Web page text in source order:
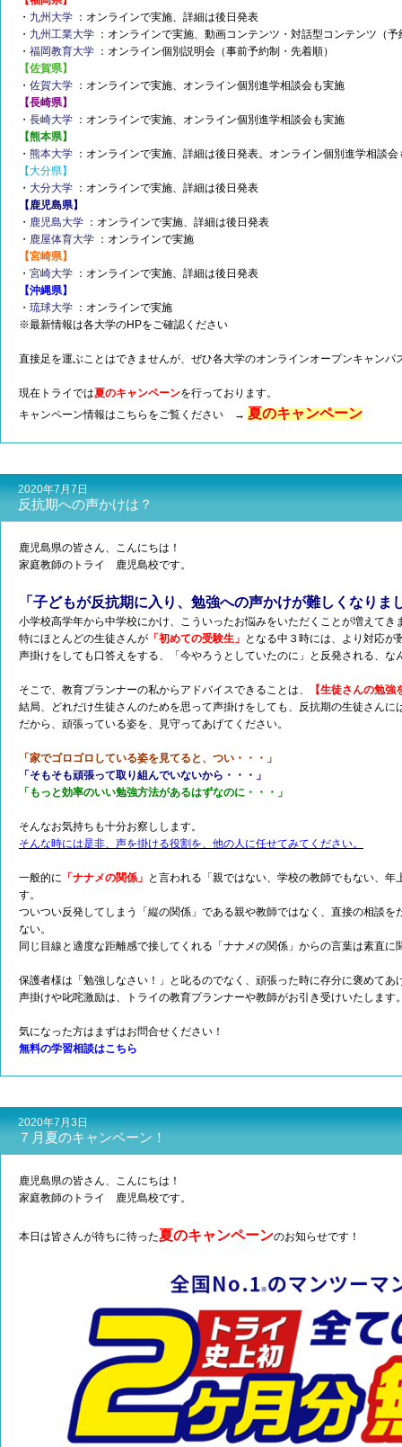
・ 九州大学 ：オンラインで実施、詳細は後日発表
・ 九州工業大学 ：オンラインで実施、動画コンテンツ・対話型コンテンツ（予
・ 福岡教育大学 ：オンライン個別説明会（事前予約制・先着順）
【佐賀県】
・ 佐賀大学 ：オンラインで実施、オンライン個別進学相談会も実施
【長崎県】
・ 長崎大学 ：オンラインで実施、オンライン個別進学相談会も実施
【熊本県】
・ 熊本大学 ：オンラインで実施、詳細は後日発表。オンライン個別進学相談会
【大分県】
・ 大分大学 ：オンラインで実施、詳細は後日発表
【鹿児島県】
・ 鹿児島大学 ：オンラインで実施、詳細は後日発表
・ 鹿屋体育大学 ：オンラインで実施
【宮崎県】
・ 宮崎大学 ：オンラインで実施、詳細は後日発表
【沖縄県】
・ 琉球大学 ：オンラインで実施
※最新情報は各大学のHPをご確認ください
直接足を運ぶことはできませんが、ぜひ各大学のオンラインオープンキャンパ
現在トライでは夏のキャンペーンを行っております。
キャンペーン情報はこちらをご覧ください → 夏のキャンペーン
2020年7月7日
反抗期への声かけは？
鹿児島県の皆さん、こんにちは！
家庭教師のトライ 鹿児島校です。
「子どもが反抗期に入り、勉強への声かけが難しくなりま
小学校高学年から中学校にかけ、こういったお悩みをいただくことが増えてき
特にほとんどの生徒さんが 「初めての受験生」 となる中３時には、より対応が
声掛けをしても口答えをする、「今やろうとしていたのに」と反発される、な
そこで、教育プランナーの私からアドバイスできることは、
【生徒さんの勉強
結局、どれだけ生徒さんのためを思って声掛けをしても、反抗期の生徒さんに
だから、頑張っている姿を、見守ってあげてください。
「家でゴロゴロしている姿を見てると、つい・・・」
「そもそも頑張って取り組んでいないから・・・」
「もっと効率のいい勉強方法があるはずなのに・・・」
そんなお気持ちも十分お察しします。
そんな時には是非、声を掛ける役割を、他の人に任せてみてください。
一般的に 「ナナメの関係」 と言われる「親ではない、学校の教師でもない、
す。
ついつい反発してしまう「縦の関係」である親や教師ではなく、直接の相談
ない。
同じ目線と適度な距離感で接してくれる「ナナメの関係」からの言葉は素直に
保護者様は「勉強しなさい！」と叱るのでなく、頑張った時に存分に褒めてあ
声掛けや叱咤激励は、トライの教育プランナーや教師がお引き受けいたします
気になった方はまずはお問合せください！
無料の学習相談はこちら
2020年7月3日
７月夏のキャンペーン！
鹿児島県の皆さん、こんにちは！
家庭教師のトライ 鹿児島校です。
本日は皆さんが待ちに待った夏のキャンペーンのお知らせです！